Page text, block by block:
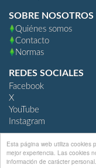
Esta página web utiliza cookies
mejor experiencia. Las cookies
información de carácter
SOBRE NOSOTROS
Quiénes somos
Contacto
Normas
REDES SOCIALES
Facebook
X
YouTube
Instagram